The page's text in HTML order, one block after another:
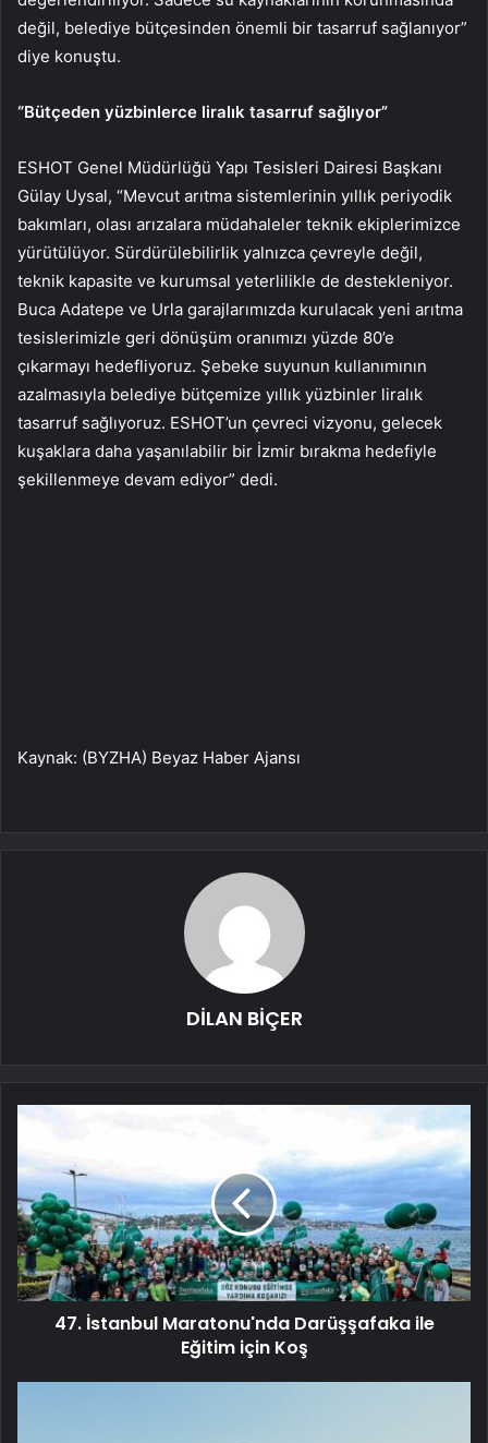
değil, belediye bütçesinden önemli bir tasarruf sağlanıyor”
diye konuştu.
“Bütçeden yüzbinlerce liralık tasarruf sağlıyor”
ESHOT Genel Müdürlüğü Yapı Tesisleri Dairesi Başkanı
Gülay Uysal, “Mevcut arıtma sistemlerinin yıllık periyodik
bakımları, olası arızalara müdahaleler teknik ekiplerimizce
yürütülüyor. Sürdürülebilirlik yalnızca çevreyle değil,
teknik kapasite ve kurumsal yeterlilikle de destekleniyor.
Buca Adatepe ve Urla garajlarımızda kurulacak yeni arıtma
tesislerimizle geri dönüşüm oranımızı yüzde 80’e
çıkarmayı hedefliyoruz. Şebeke suyunun kullanımının
azalmasıyla belediye bütçemize yıllık yüzbinler liralık
tasarruf sağlıyoruz. ESHOT’un çevreci vizyonu, gelecek
kuşaklara daha yaşanılabilir bir İzmir bırakma hedefiyle
şekillenmeye devam ediyor” dedi.
Kaynak: (BYZHA) Beyaz Haber Ajansı
DİLAN BİÇER
47. İstanbul Maratonu'nda Darüşşafaka ile
Eğitim için Koş